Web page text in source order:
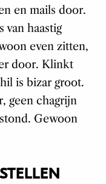
en mails door.
van haastig
even zitten,
door. Klinkt
is bizar groot.
geen chagrijn
Gewoon